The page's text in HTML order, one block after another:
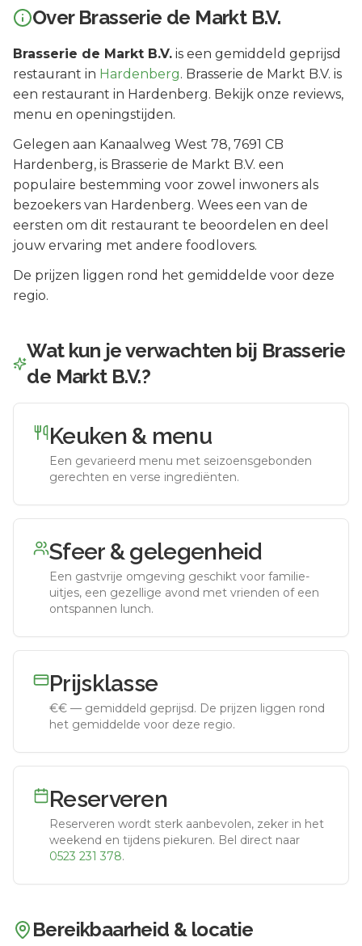
Over Brasserie de Markt B.V.
Brasserie de Markt B.V. is een gemiddeld geprijsd
restaurant in Hardenberg. Brasserie de Markt B.V. is
een restaurant in Hardenberg. Bekijk onze reviews,
menu en openingstijden.
Gelegen aan Kanaalweg West 78, 7691 CB
Hardenberg, is Brasserie de Markt B.V. een
populaire bestemming voor zowel inwoners als
bezoekers van Hardenberg. Wees een van de
eersten om dit restaurant te beoordelen en deel
jouw ervaring met andere foodlovers.
De prijzen liggen rond het gemiddelde voor deze
regio.
Wat kun je verwachten bij Brasserie
de Markt B.V.?
Keuken & menu
Een gevarieerd menu met seizoensgebonden
gerechten en verse ingrediënten.
Sfeer & gelegenheid
Een gastvrije omgeving geschikt voor familie-
uitjes, een gezellige avond met vrienden of een
ontspannen lunch.
Prijsklasse
€€ — gemiddeld geprijsd. De prijzen liggen rond
het gemiddelde voor deze regio.
Reserveren
Reserveren wordt sterk aanbevolen, zeker in het
weekend en tijdens piekuren. Bel direct naar
0523 231 378.
Bereikbaarheid & locatie